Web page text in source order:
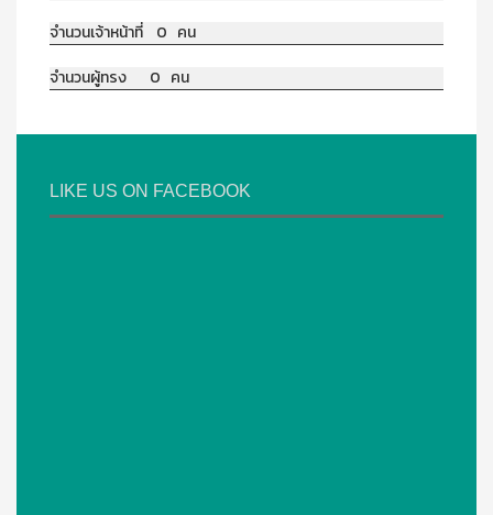
จำนวนเจ้าหน้าที่ 0 คน
จำนวนผู้ทรง 0 คน
LIKE US ON FACEBOOK